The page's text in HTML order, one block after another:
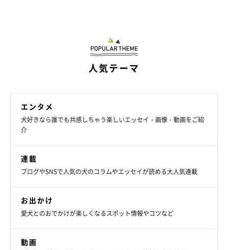
人気テーマ
エンタメ
犬好きなら誰でも共感しちゃう楽しいエッセイ・画像・動画をご紹
介
連載
ブログやSNSで人気の犬のコラムやエッセイが読める大人気連載
お出かけ
愛犬とのおでかけが楽しくなるスポット情報やコツなど
動画